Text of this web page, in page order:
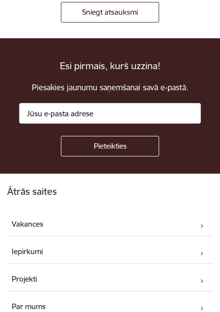
Sniegt atsauksmi
Esi pirmais, kurš uzzina!
Piesakies jaunumu saņemšanai savā e-pastā.
Ātrās saites
Vakances
Iepirkumi
Projekti
Par mums